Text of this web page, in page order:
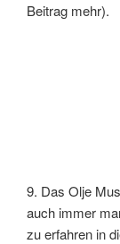
Beitrag mehr).
9. Das Olje
auch immer
zu erfahren in